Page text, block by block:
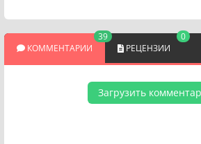
КОММЕНТАРИИ
39
РЕЦЕНЗИИ
0
Загрузить